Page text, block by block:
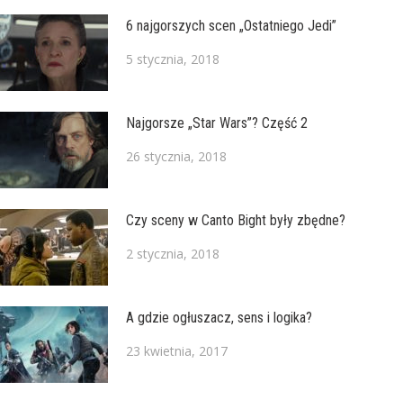
6 najgorszych scen „Ostatniego Jedi”
5 stycznia, 2018
Najgorsze „Star Wars”? Część 2
26 stycznia, 2018
Czy sceny w Canto Bight były zbędne?
2 stycznia, 2018
A gdzie ogłuszacz, sens i logika?
23 kwietnia, 2017